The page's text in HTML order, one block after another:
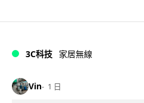
3C科技 家居無線
Vin 1 日